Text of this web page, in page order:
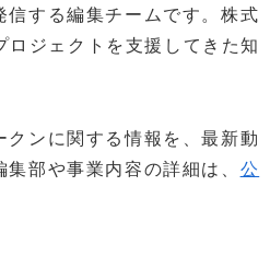
する編集チームです。株式
ジェクトを支援してきた知
ンに関する情報を、最新動
部や事業内容の詳細は、 公